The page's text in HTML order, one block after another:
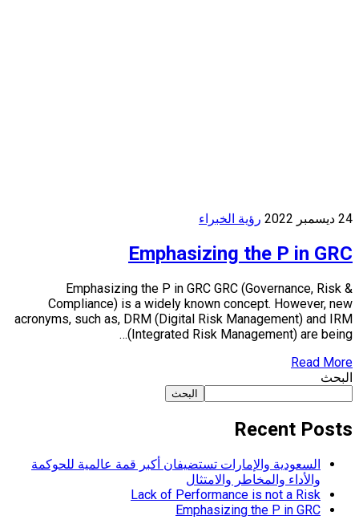
24 ديسمبر 2022 رؤية الخبراء
Emphasizing the P in GRC
Emphasizing the P in GRC GRC (Governance, Risk &
Compliance) is a widely known concept. However, new
acronyms, such as, DRM (Digital Risk Management) and IRM
(Integrated Risk Management) are being…
Read More
البحث
البحث
Recent Posts
السعودية والإمارات تستضيفان أكبر قمة عالمية للحوكمة
والأداء والمخاطر والامتثال
Lack of Performance is not a Risk
Emphasizing the P in GRC